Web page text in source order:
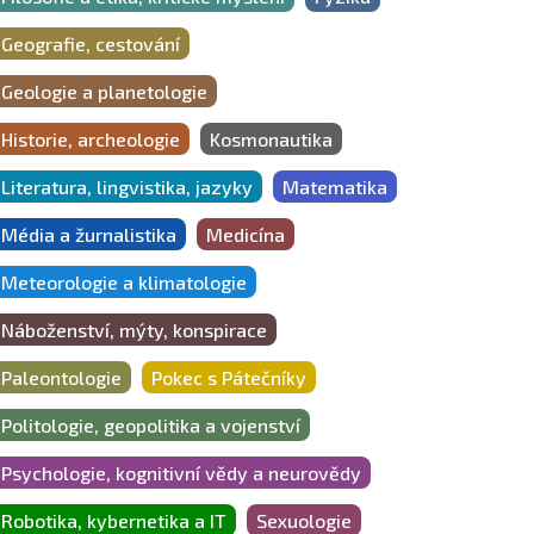
Geografie, cestování
Geologie a planetologie
Historie, archeologie Kosmonautika
Literatura, lingvistika, jazyky Matematika
Média a žurnalistika Medicína
Meteorologie a klimatologie
Náboženství, mýty, konspirace
Paleontologie Pokec s Pátečníky
Politologie, geopolitika a vojenství
Psychologie, kognitivní vědy a neurovědy
Robotika, kybernetika a IT Sexuologie